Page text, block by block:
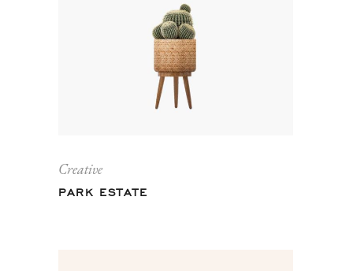
Creative
PARK ESTATE